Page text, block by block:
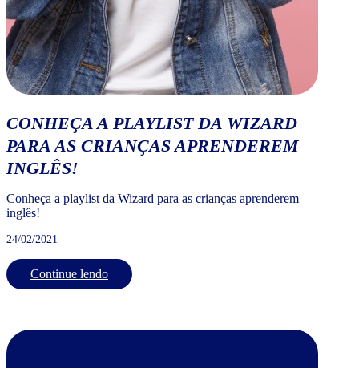
CONHEÇA A PLAYLIST DA WIZARD
PARA AS CRIANÇAS APRENDEREM
INGLÊS!
Conheça a playlist da Wizard para as crianças aprenderem
inglês!
24/02/2021
Continue lendo